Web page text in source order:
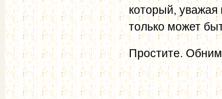
который, уважая
только может
Простите.